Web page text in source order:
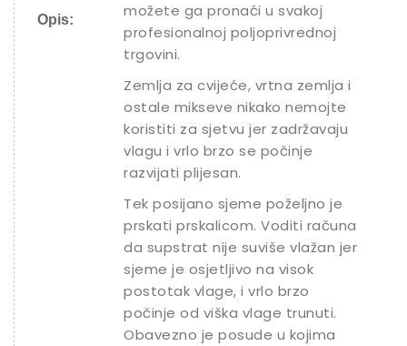
Opis:
možete ga pronaći u svakoj
profesionalnoj poljoprivrednoj
trgovini.
Zemlja za cvijeće, vrtna zemlja i
ostale mikseve nikako nemojte
koristiti za sjetvu jer zadržavaju
vlagu i vrlo brzo se počinje
razvijati plijesan.
Tek posijano sjeme poželjno je
prskati prskalicom. Voditi računa
da supstrat nije suviše vlažan jer
sjeme je osjetljivo na visok
postotak vlage, i vrlo brzo
počinje od viška vlage trunuti.
Obavezno je posude u kojima